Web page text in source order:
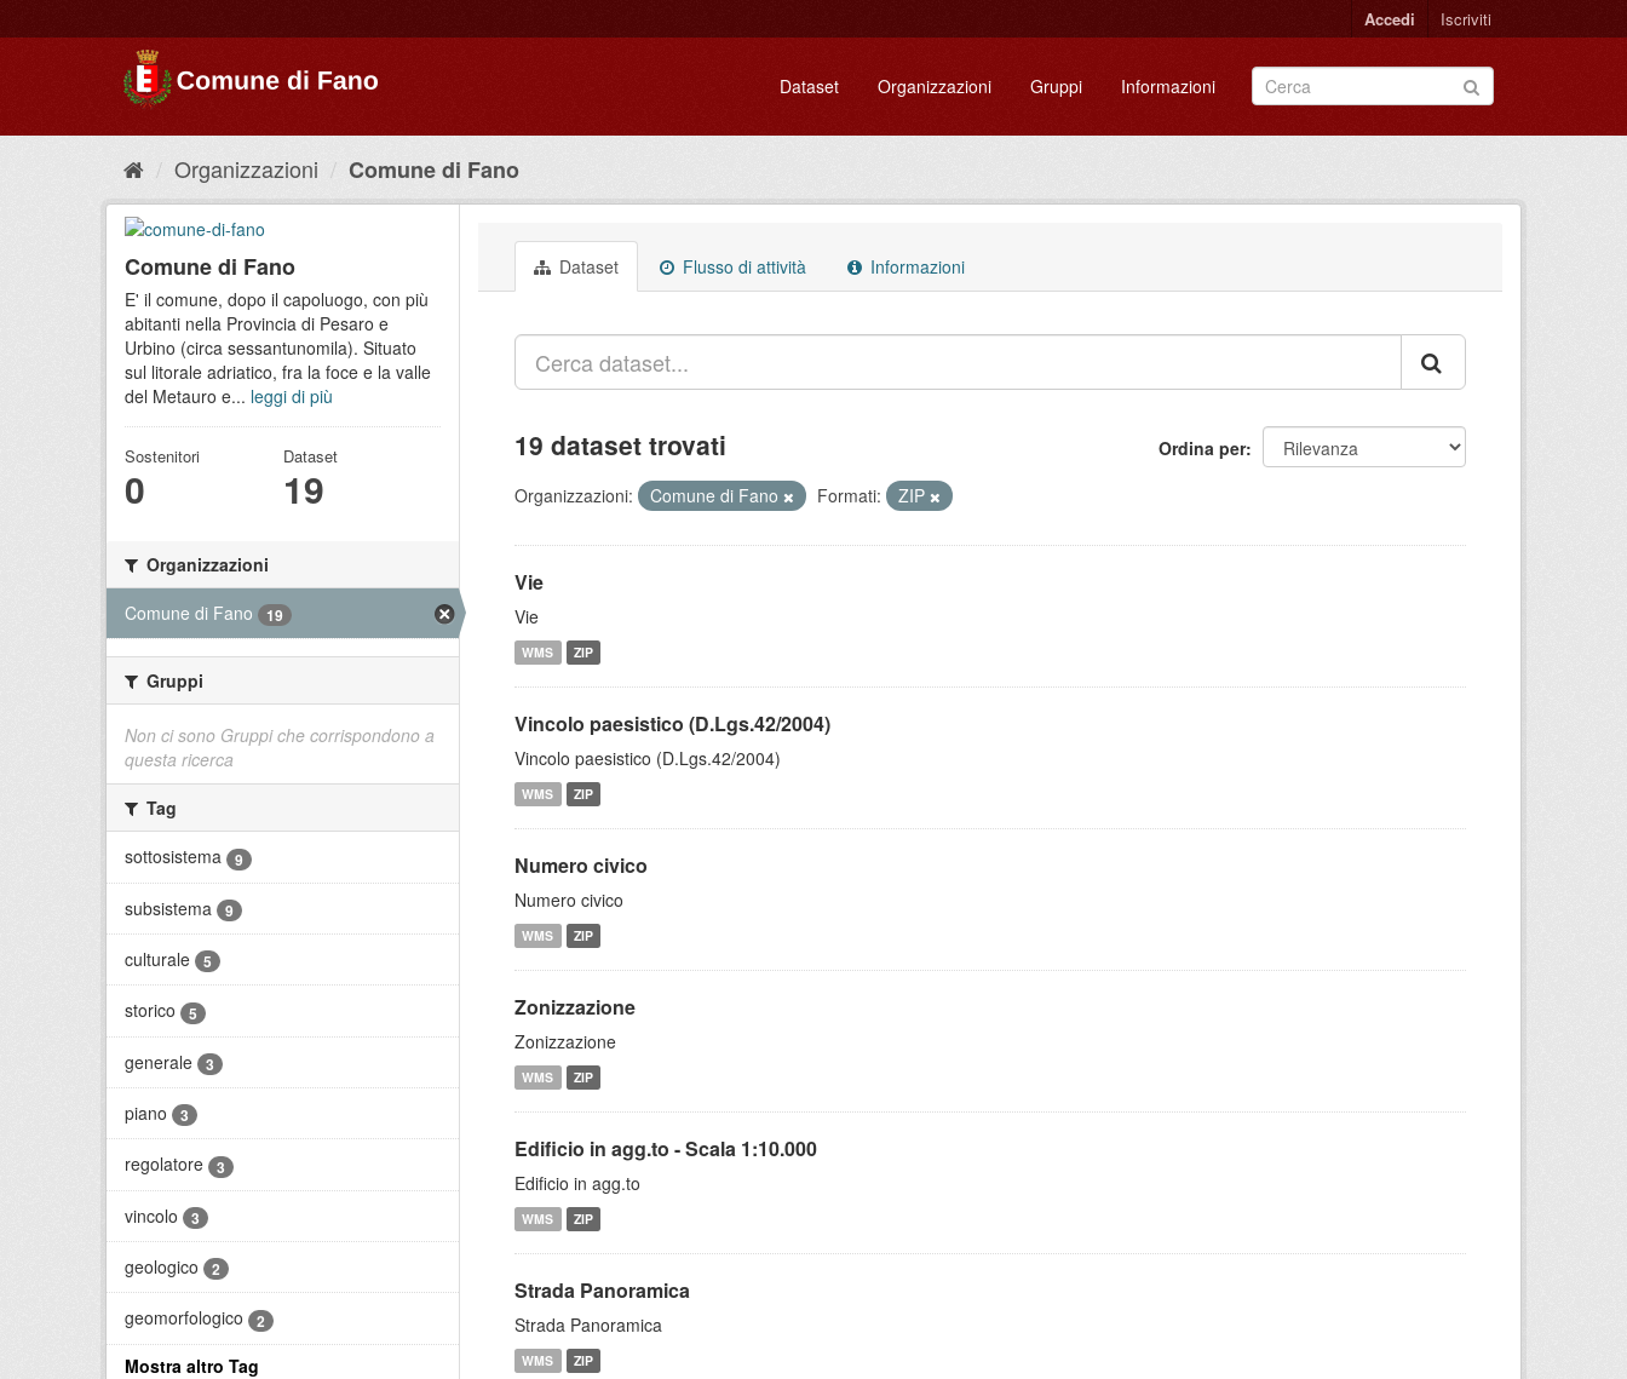
Accedi Iscriviti
Dataset Organizzazioni Gruppi Informazioni
Organizzazioni Comune di Fano
Comune di Fano
E' il comune, dopo il capoluogo, con più
abitanti nella Provincia di Pesaro e
Urbino (circa sessantunomila). Situato
sul litorale adriatico, fra la foce e la valle
del Metauro e... leggi di più
Sostenitori
0
Dataset
19
Organizzazioni
Comune di Fano
19
Gruppi
Non ci sono Gruppi che corrispondono a
questa ricerca
Tag
sottosistema
9
subsistema 9
culturale 5
storico 5
generale 3
piano 3
regolatore 3
vincolo 3
geologico 2
geomorfologico 2
Mostra altro Tag
Dataset Flusso di attività Informazioni
Ordina per
19 dataset trovati
Organizzazioni: Comune di Fano Formati: ZIP
Vie
Vie
WMS ZIP
Vincolo paesistico (D.Lgs.42/2004)
Vincolo paesistico (D.Lgs.42/2004)
WMS ZIP
Numero civico
Numero civico
WMS ZIP
Zonizzazione
Zonizzazione
WMS ZIP
Edificio in agg.to - Scala 1:10.000
Edificio in agg.to
WMS ZIP
Strada Panoramica
Strada Panoramica
WMS ZIP